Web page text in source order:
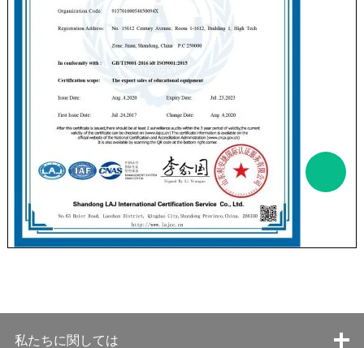
私たちに関しては